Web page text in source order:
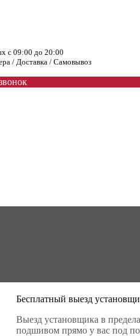
с 09:00 до 20:00
/ Доставка / Самовывоз
Бесплатный выезд
Выезд установщика в
подшивом прямо у вас под